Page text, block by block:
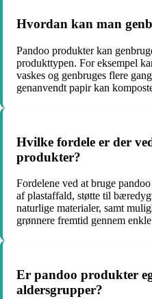
Hvordan kan man
Pandoo produkter kan
produkttypen. For eksempel
vaskes og genbruges flere
genanvendt papir kan
Hvilke fordele er der
produkter?
Fordelene ved at bruge
af plastaffald, støtte til
naturlige materialer, samt
grønnere fremtid gennem
Er pandoo produkter
aldersgrupper?